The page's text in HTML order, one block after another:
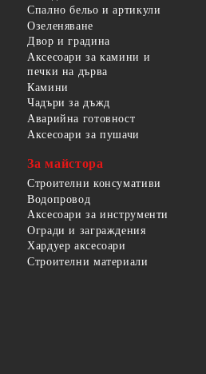
Спално бельо и артикули
Озеленяване
Двор и градина
Аксесоари за камини и
печки на дърва
Камини
Чадъри за дъжд
Аварийна готовност
Аксесоари за пушачи
За майстора
Строителни консумативи
Водопровод
Аксесоари за инструменти
Огради и заграждения
Хардуер аксесоари
Строителни материали